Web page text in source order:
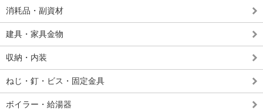
消耗品・副資材
建具・家具金物
収納・内装
ねじ・釘・ビス・固定金具
ボイラー・給湯器